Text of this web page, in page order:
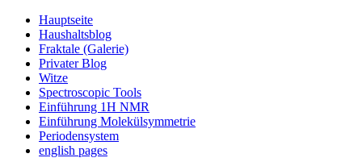
Hauptseite
Haushaltsblog
Fraktale (Galerie)
Privater Blog
Witze
Spectroscopic Tools
Einführung 1H NMR
Einführung Molekülsymmetrie
Periodensystem
english pages